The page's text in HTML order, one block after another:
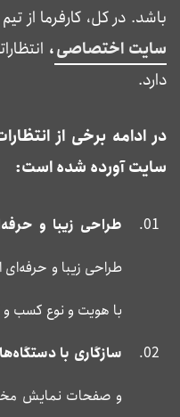
باشد. در کل، کارفرما از
سایت اختصاصی،
دارد.
در ادامه برخی از
سایت آورده شده است:
طراحی زیبا و
طراحی زیبا و حرفه‌ای
با هویت و نوع کسب
سازگاری با
و صفحات نمایش